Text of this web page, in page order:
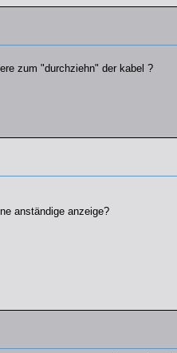
zum "durchziehn" der kabel ?
anständige anzeige?